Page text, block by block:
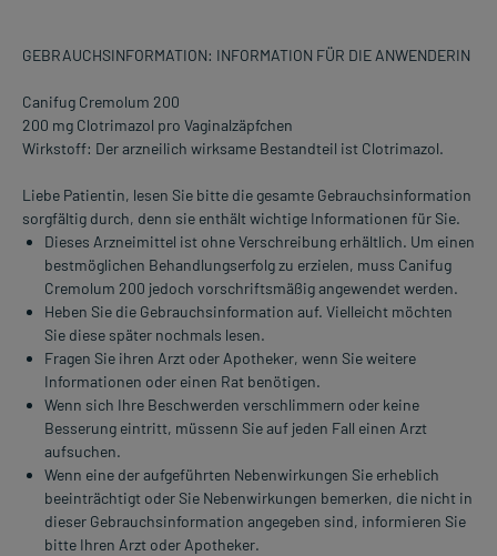
GEBRAUCHSINFORMATION: INFORMATION FÜR DIE ANWENDERIN
Canifug Cremolum 200
200 mg Clotrimazol pro Vaginalzäpfchen
Wirkstoff: Der arzneilich wirksame Bestandteil ist Clotrimazol.
Liebe Patientin, lesen Sie bitte die gesamte Gebrauchsinformation
sorgfältig durch, denn sie enthält wichtige Informationen für Sie.
Dieses Arzneimittel ist ohne Verschreibung erhältlich. Um einen
bestmöglichen Behandlungserfolg zu erzielen, muss Canifug
Cremolum 200 jedoch vorschriftsmäßig angewendet werden.
Heben Sie die Gebrauchsinformation auf. Vielleicht möchten
Sie diese später nochmals lesen.
Fragen Sie ihren Arzt oder Apotheker, wenn Sie weitere
Informationen oder einen Rat benötigen.
Wenn sich Ihre Beschwerden verschlimmern oder keine
Besserung eintritt, müssenn Sie auf jeden Fall einen Arzt
aufsuchen.
Wenn eine der aufgeführten Nebenwirkungen Sie erheblich
beeinträchtigt oder Sie Nebenwirkungen bemerken, die nicht in
dieser Gebrauchsinformation angegeben sind, informieren Sie
bitte Ihren Arzt oder Apotheker.